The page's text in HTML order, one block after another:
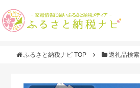
ふるさと納税ナビ TOP 返礼品検索